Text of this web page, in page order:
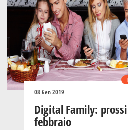
08 Gen 2019
Digital Family:
febbraio